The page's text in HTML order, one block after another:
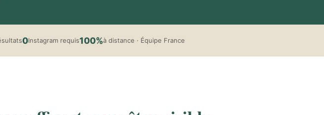
0Instagram requis100%à distance · Équipe France